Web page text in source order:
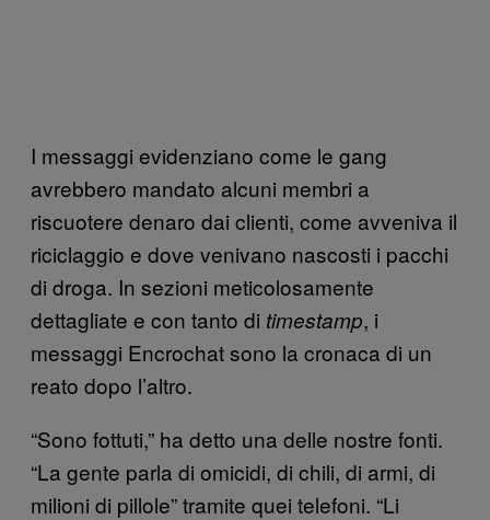
I messaggi evidenziano come le gang
avrebbero mandato alcuni membri a
riscuotere denaro dai clienti, come avveniva il
riciclaggio e dove venivano nascosti i pacchi
di droga. In sezioni meticolosamente
dettagliate e con tanto di timestamp, i
messaggi Encrochat sono la cronaca di un
reato dopo l’altro.
“Sono fottuti,” ha detto una delle nostre fonti.
“La gente parla di omicidi, di chili, di armi, di
milioni di pillole” tramite quei telefoni. “Li